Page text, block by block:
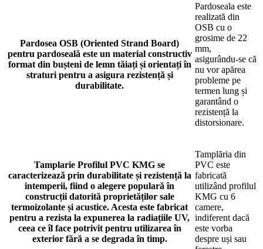
Pardosea OSB (Oriented Strand Board)
pentru pardoseală este un material constructiv
format din bușteni de lemn tăiați și orientați în
straturi pentru a asigura rezistență și
durabilitate.
Pardoseala este
realizată din
OSB cu o
grosime de 22
mm,
asigurându-se că
nu vor apărea
probleme pe
termen lung și
garantând o
rezistență la
distorsionare.
Tamplarie Profilul PVC KMG se
caracterizează prin durabilitate și rezistență la
intemperii, fiind o alegere populară în
construcții datorită proprietăților sale
termoizolante și acustice. Acesta este fabricat
pentru a rezista la expunerea la radiațiile UV,
ceea ce îl face potrivit pentru utilizarea în
exterior fără a se degrada în timp.
Tamplăria din
PVC este
fabricată
utilizând profilul
KMG cu 6
camere,
indiferent dacă
este vorba
despre uși sau